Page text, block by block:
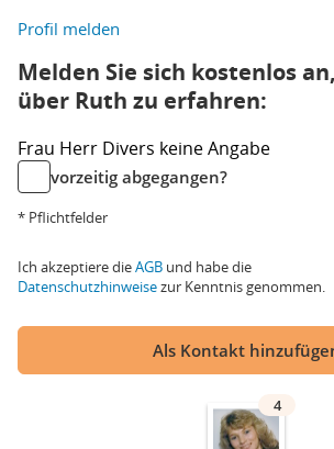
Profil melden
Melden Sie sich kostenlos
über Ruth zu erfahren:
Frau Herr Divers keine Angabe
vorzeitig abgegangen?
* Pflichtfelder
Ich akzeptiere dieAGB und habe die
Datenschutzhinweisezur Kenntnis genommen.
Als Kontakt
4